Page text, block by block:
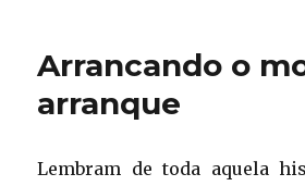
Arrancando o
arranque
Lembram de toda aquela